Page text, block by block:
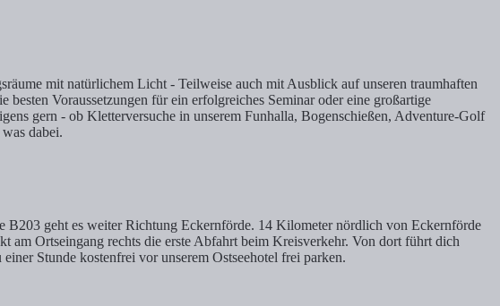
mit natürlichem Licht - Teilweise auch mit Ausblick auf unseren traumhaften
Voraussetzungen für ein erfolgreiches Seminar oder eine großartige
gern - ob Kletterversuche in unserem Funhalla, Bogenschießen, Adventure-Golf
dabei.
B203 geht es weiter Richtung Eckernförde. 14 Kilometer nördlich von Eckernförde
am Ortseingang rechts die erste Abfahrt beim Kreisverkehr. Von dort führt dich
Stunde kostenfrei vor unserem Ostseehotel frei parken.